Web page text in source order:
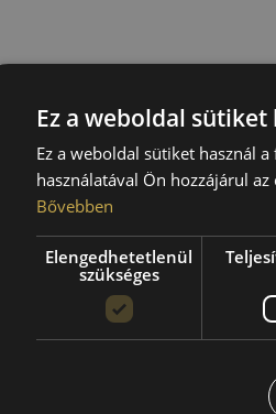
Téli
95=690kg
Ez a weboldal sütiket
Ez a weboldal sütiket használ
használatával Ön hozzájárul
Bővebben
Elengedhetetlenül
szükséges